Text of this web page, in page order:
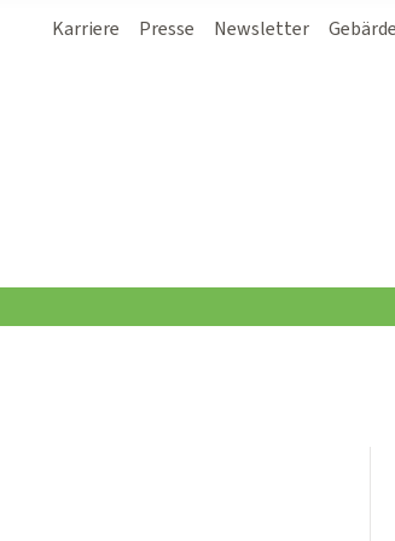
Karriere Presse Newsletter